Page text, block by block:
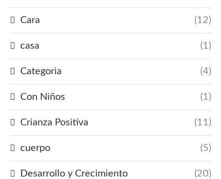
Cara (12)
casa (1)
Categoria (4)
Con Niños (1)
Crianza Positiva (11)
cuerpo (5)
Desarrollo y Crecimiento (20)